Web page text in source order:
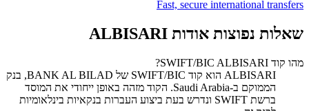
Fast, secure international transfers
שאלות נפוצות אודות ALBISARI
מהו קוד SWIFT/BIC ALBISARI?
‏ALBISARI הוא קוד SWIFT/BIC של BANK AL BILAD, בנק
הממוקם ב-Saudi Arabia. הקוד מזהה באופן ייחודי את המוסד
ברשת SWIFT ונדרש בעת ביצוע העברות בנקאיות בינלאומיות